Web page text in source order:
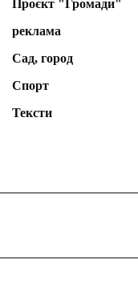
Проєкт "Громади"
реклама
Сад, город
Спорт
Тексти